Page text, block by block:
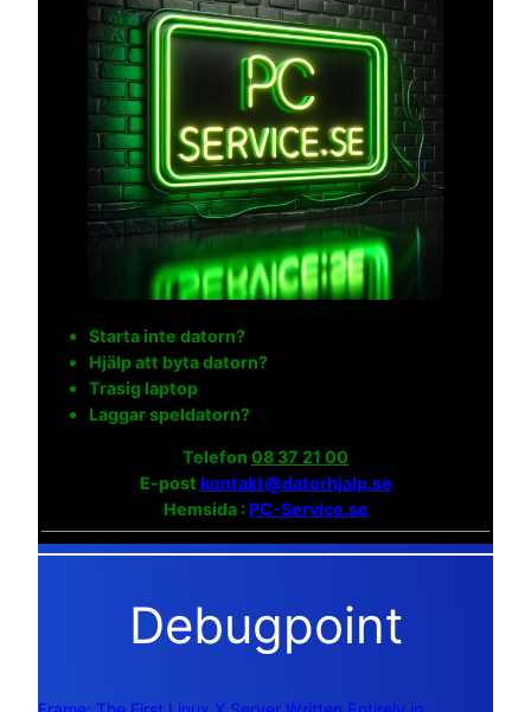
Starta inte datorn?
Hjälp att byta datorn?
Trasig laptop
Laggar speldatorn?
Telefon 08 37 21 00
E-post kontakt@datorhjalp.se
Hemsida :PC-Service.se
Debugpoint